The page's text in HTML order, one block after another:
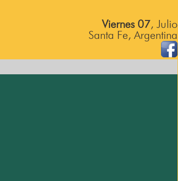
Viernes 07, Julio
Santa Fe, Argentina